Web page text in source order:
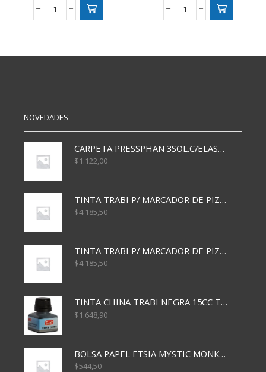
BARNIZ
AGUA
BARNIZ
AGUA
NOVEDADES
CARPETA PRESSPHAN 3SOL.C/ELAST MARRON A4 P01A
$1.122,00
TINTA TRABI P/ MARCADOR DE PIZARRA x30ml AZUL
$4.185,50
TINTA TRABI P/ MARCADOR DE PIZARRA x30ml ROJO
$4.185,50
TINTA CHINA TRABI NEGRA 15CC TR3460
$1.648,90
BOLSA PAPEL FTSIA MYSTIC MONKEY 14/08/20
$544,50